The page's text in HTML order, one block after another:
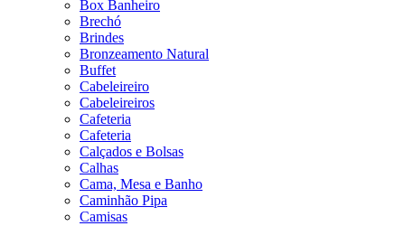
Box Banheiro
Brechó
Brindes
Bronzeamento Natural
Buffet
Cabeleireiro
Cabeleireiros
Cafeteria
Cafeteria
Calçados e Bolsas
Calhas
Cama, Mesa e Banho
Caminhão Pipa
Camisas